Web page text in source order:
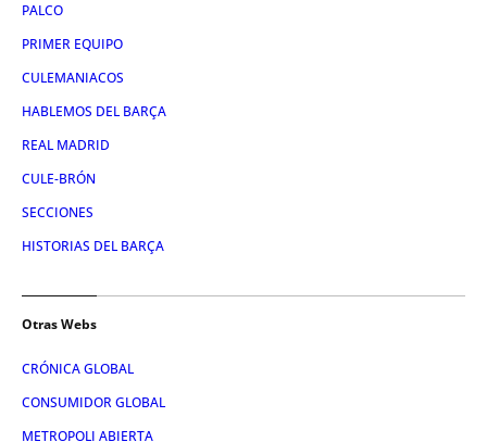
PALCO
PRIMER EQUIPO
CULEMANIACOS
HABLEMOS DEL BARÇA
REAL MADRID
CULE-BRÓN
SECCIONES
HISTORIAS DEL BARÇA
Otras Webs
CRÓNICA GLOBAL
CONSUMIDOR GLOBAL
METROPOLI ABIERTA